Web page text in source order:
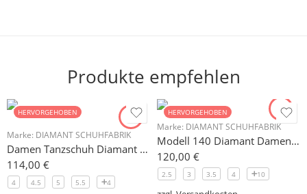
Produkte empfehlen
HERVORGEHOBEN
Marke: DIAMANT SCHUHFABRIK
Damen Tanzschuh Diamant Modell 105
114,00 €
4 4.5 5 5.5 4
HERVORGEHOBEN
Marke: DIAMANT SCHUHFABRIK
Modell 140 Diamant Damen Trainerschuh Microfaser 3,7 cm
120,00 €
2.5 3 3.5 4 10